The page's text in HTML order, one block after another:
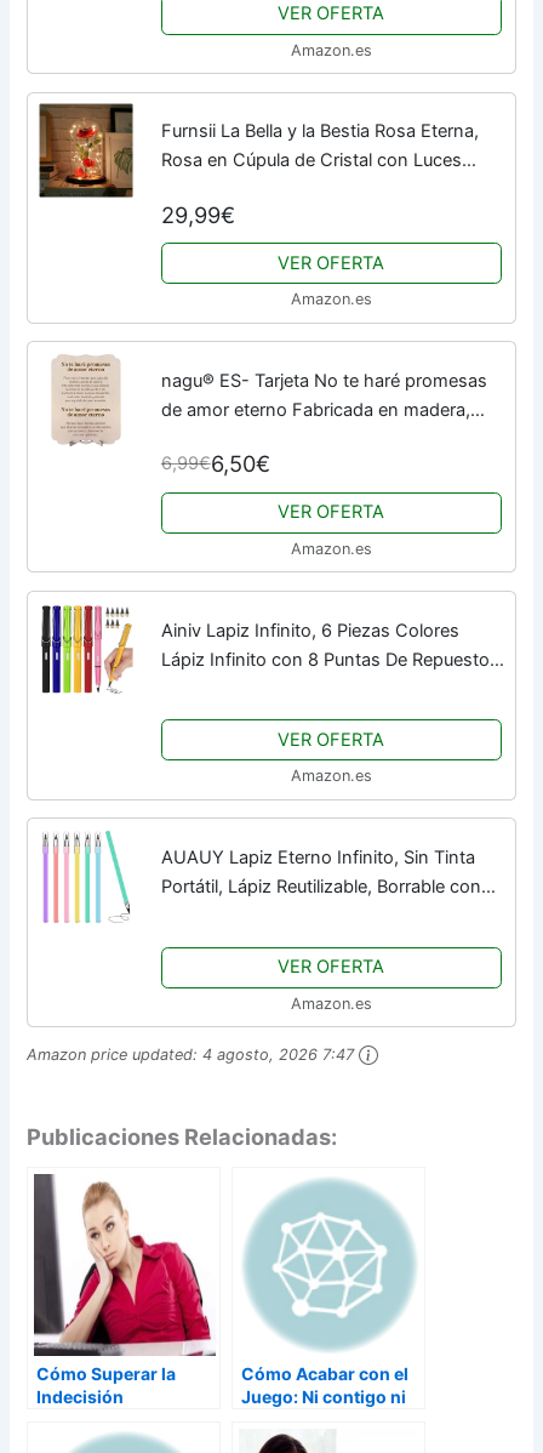
VER OFERTA
Amazon.es
Furnsii La Bella y la Bestia Rosa Eterna,
Rosa en Cúpula de Cristal con Luces
de la Madre, Día de San Valentín,...
29,99€
VER OFERTA
Amazon.es
nagu® ES- Tarjeta No te haré promesas
de amor eterno Fabricada en madera,
regalo para san Valentín, cumpleaños o...
6,99€6,50€
VER OFERTA
Amazon.es
Ainiv Lapiz Infinito, 6 Piezas Colores
Lápiz Infinito con 8 Puntas De Repuesto
Reutilizable Borrable, Lápiz Eterno con...
VER OFERTA
Amazon.es
AUAUY Lapiz Eterno Infinito, Sin Tinta
Portátil, Lápiz Reutilizable, Borrable con
Escribir, Dibujar, Hogar, la Oficina,...
VER OFERTA
Amazon.es
Amazon price updated:4 agosto, 2026 7:47
Publicaciones Relacionadas:
Cómo Superar la
Indecisión
Cómo Acabar con el
Juego: Ni contigo ni